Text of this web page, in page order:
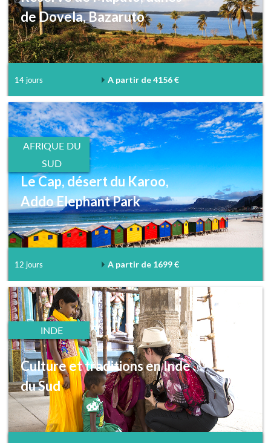
de Dovela, Bazaruto
14 jours A partir de 4156 €
AFRIQUE DU
SUD
Le Cap, désert du Karoo,
Addo Elephant Park
12 jours A partir de 1699 €
INDE
Culture et traditions en Inde
du Sud